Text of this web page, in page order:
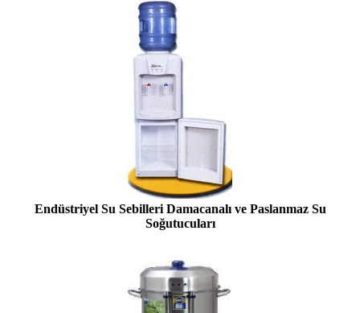
Endüstriyel Su Sebilleri Damacanalı ve Paslanmaz Su
Soğutucuları